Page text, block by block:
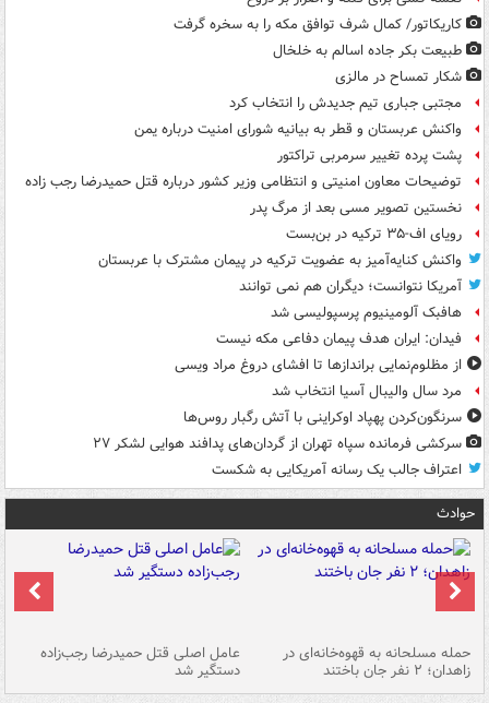
کاریکاتور/ کمال شرف توافق مکه را به سخره گرفت
طبیعت بکر جاده اسالم به خلخال
شکار تمساح در مالزی
مجتبی جباری تیم جدیدش را انتخاب کرد
واکنش عربستان و قطر به بیانیه شورای امنیت درباره یمن
پشت پرده تغییر سرمربی تراکتور
توضیحات معاون امنیتی و انتظامی وزیر کشور درباره قتل حمیدرضا رجب زاده
نخستین تصویر مسی بعد از مرگ پدر
رویای اف-۳۵ ترکیه در بن‌بست
واکنش کنایه‌آمیز به عضویت ترکیه در پیمان مشترک با عربستان
آمریکا نتوانست؛ دیگران هم نمی توانند
هافبک آلومینیوم پرسپولیسی شد
فیدان: ایران هدف پیمان دفاعی مکه نیست
از مظلوم‌نمایی براندازها تا افشای دروغ مراد ویسی
مرد سال والیبال آسیا انتخاب شد
سرنگون‌کردن پهپاد اوکراینی با آتش رگبار روس‌ها
سرکشی فرمانده سپاه تهران از گردان‌های پدافند هوایی لشکر ۲۷
اعتراف جالب یک رسانه آمریکایی به شکست
حوادث
حمله مسلحانه به قهوه‌خانه‌ای در
زاهدان؛ ۲ نفر جان باختند
عامل اصلی قتل حمیدرضا رجب‌زاده
دستگیر شد